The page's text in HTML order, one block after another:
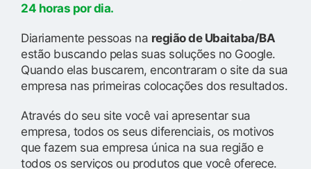
24 horas por dia.
Diariamente pessoas na região de Ubaitaba/BA
estão buscando pelas suas soluções no Google.
Quando elas buscarem, encontraram o site da sua
empresa nas primeiras colocações dos resultados.
Através do seu site você vai apresentar sua
empresa, todos os seus diferenciais, os motivos
que fazem sua empresa única na sua região e
todos os serviços ou produtos que você oferece.